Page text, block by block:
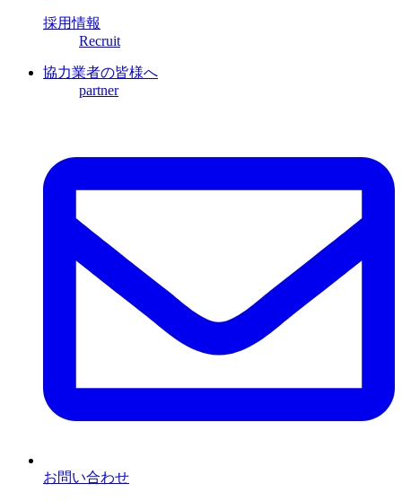
採用情報
Recruit
協力業者の皆様へ
partner
お問い合わせ